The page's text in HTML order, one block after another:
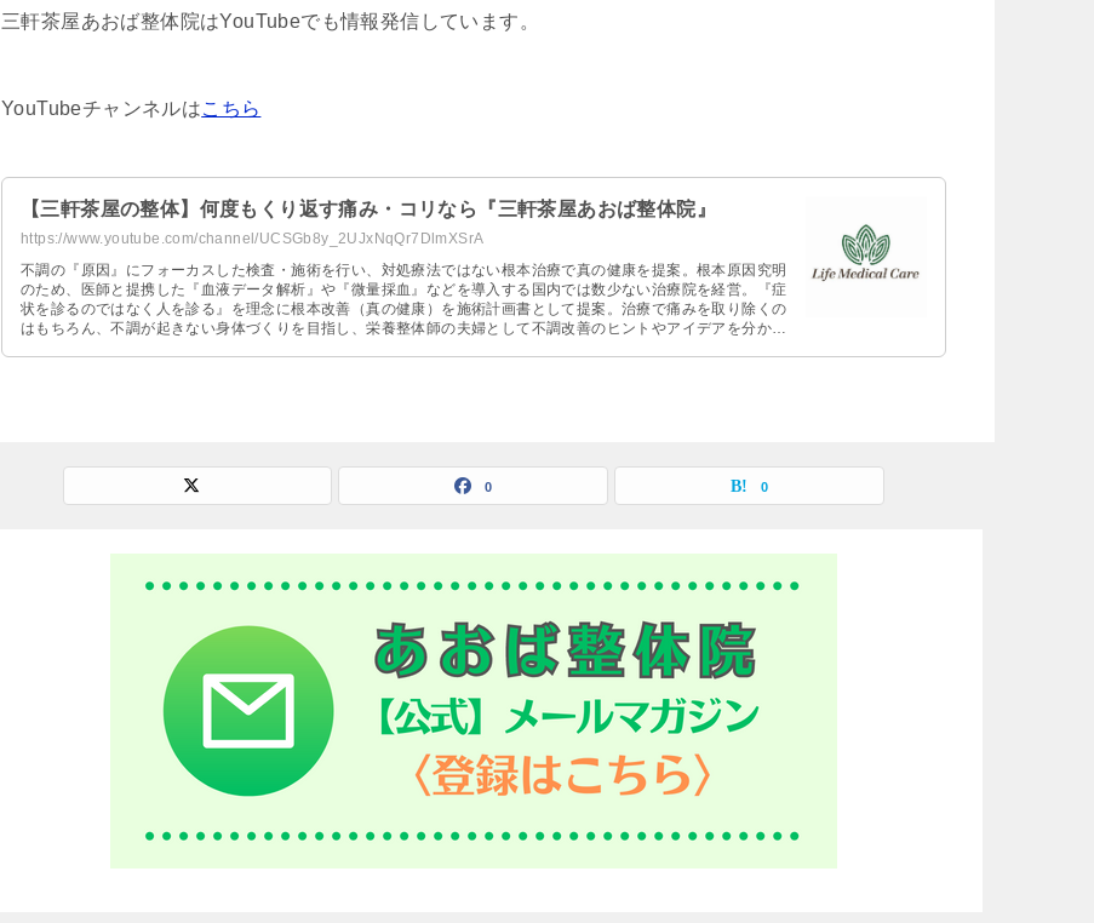
三軒茶屋あおば整体院はYouTubeでも情報発信しています。
YouTubeチャンネルはこちら
【三軒茶屋の整体】何度もくり返す痛み・コリなら『三軒茶屋あおば整体院』
https://www.youtube.com/channel/UCSGb8y_2UJxNqQr7DlmXSrA
不調の『原因』にフォーカスした検査・施術を行い、対処療法ではない根本治療で真の健康を提案。根本原因究明
のため、医師と提携した『血液データ解析』や『微量採血』などを導入する国内では数少ない治療院を経営。『症
状を診るのではなく人を診る』を理念に根本改善（真の健康）を施術計画書として提案。治療で痛みを取り除くの
はもちろん、不調が起きない身体づくりを目指し、栄養整体師の夫婦として不調改善のヒントやアイデアを分かり
0 0